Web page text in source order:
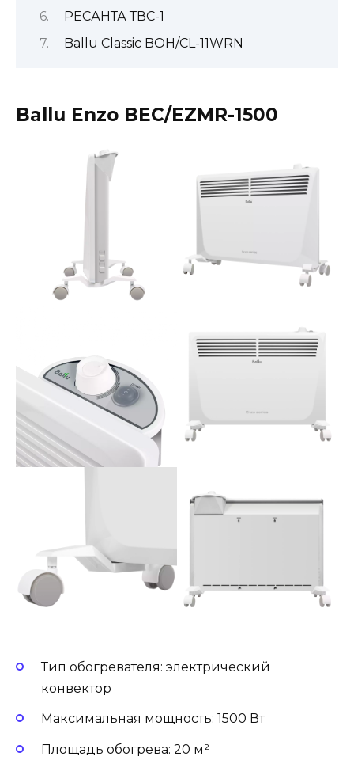
РЕСАНТА ТВС-1
Ballu Classic BOH/CL-11WRN
Ballu Enzo BEC/EZMR-1500
Тип обогревателя: электрический
конвектор
Максимальная мощность: 1500 Вт
Площадь обогрева: 20 м²